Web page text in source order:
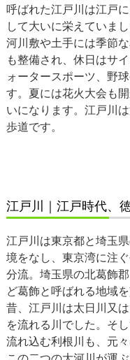
呼ばれた江戸川は江戸
して大いに栄えていま
河川敷や土手には季節
も整備され、休日はサ
ォータースポーツ、野
す。夏には花火大会も
いになります。江戸川
歩道です。
江戸川｜江戸時代、
江戸川は東京都と埼玉
境をなし、東京湾に注
分流。埼玉県の北葛飾
ど葛飾と呼ばれる地域を
昔、江戸川は太日川又
を流れる川でした。そ
流れ込む利根川も、元